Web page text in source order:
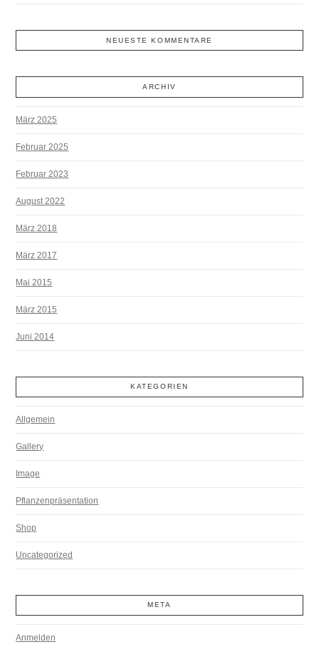
NEUESTE KOMMENTARE
ARCHIV
März 2025
Februar 2025
Februar 2023
August 2022
März 2018
März 2017
Mai 2015
März 2015
Juni 2014
KATEGORIEN
Allgemein
Gallery
Image
Pflanzenpräsentation
Shop
Uncategorized
META
Anmelden